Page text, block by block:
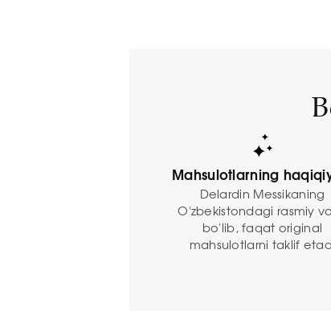
Mahsulotlarning
Delardin Messikaning
O'zbekistondagi rasmiy
bo'lib, faqat original
mahsulotlarni taklif